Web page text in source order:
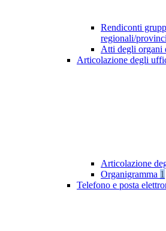
Rendiconti
regionali/
Atti degli organi
Articolazione degli
Articolazione
Organigramma 1
Telefono e posta